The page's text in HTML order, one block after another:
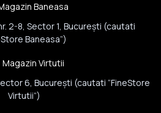
Baneasa
2-8, Sector 1, Bucureşti (cautati
Baneasa”)
Magazin Virtutii
6, București (cautati “FineStore
Virtutii”)